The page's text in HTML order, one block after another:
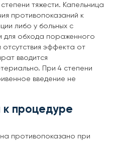
тяжести. Капельница
противопоказаний к
либо у больных с
для обхода пораженного
отсутствия эффекта от
вводится
При 4 степени
введение не
к процедуре
противопоказано при